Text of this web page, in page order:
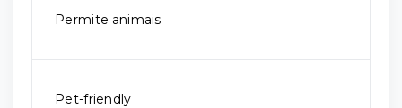
Permite animais
Pet-friendly